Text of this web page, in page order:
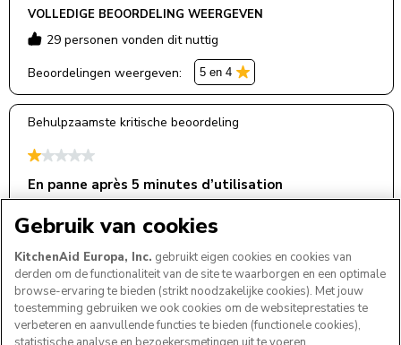
Gebruik van cookies
KitchenAid Europa, Inc. gebruikt eigen cookies en cookies van
derden om de functionaliteit van de site te waarborgen en een optimale
browse-ervaring te bieden (strikt noodzakelijke cookies). Met jouw
toestemming gebruiken we ook cookies om de websiteprestaties te
verbeteren en aanvullende functies te bieden (functionele cookies),